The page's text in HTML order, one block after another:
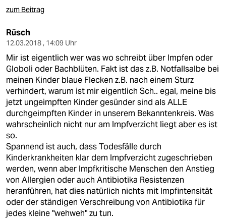
zum Beitrag
Rüsch
12.03.2018 , 14:09 Uhr
Mir ist eigentlich wer was wo schreibt über Impfen oder
Globoli oder Bachblüten. Fakt ist das z.B. Notfallsalbe bei
meinen Kinder blaue Flecken z.B. nach einem Sturz
verhindert, warum ist mir eigentlich Sch.. egal, meine bis
jetzt ungeimpften Kinder gesünder sind als ALLE
durchgeimpften Kinder in unserem Bekanntenkreis. Was
wahrscheinlich nicht nur am Impfverzicht liegt aber es ist
so.
Spannend ist auch, dass Todesfälle durch
Kinderkrankheiten klar dem Impfverzicht zugeschrieben
werden, wenn aber Impfkritische Menschen den Anstieg
von Allergien oder auch Antibiotika Resistenzen
heranführen, hat dies natürlich nichts mit Impfintensität
oder der ständigen Verschreibung von Antibiotika für
jedes kleine "wehweh" zu tun.